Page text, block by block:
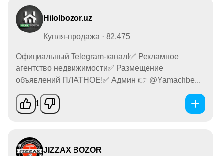
Hilolbozor.uz
Купля-продажа · 82,475
Официальный Telegram-канал!✅ Рекламное
агентство недвижимости✅ Размещение
объявлений ПЛАТНОЕ!✅ Админ 👉 @Yamachbe...
1
JIZZAX BOZOR